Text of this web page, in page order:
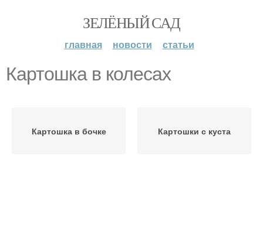
ЗЕЛЁНЫЙ САД
главная новости статьи
Картошка в колесах
Картошка в бочке Картошки с куста